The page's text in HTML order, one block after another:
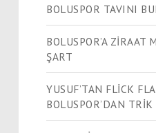
BOLUSPOR TAVINI
BOLUSPOR’A ZİRAAT
ŞART
YUSUF’TAN FLİCK
BOLUSPOR’DAN